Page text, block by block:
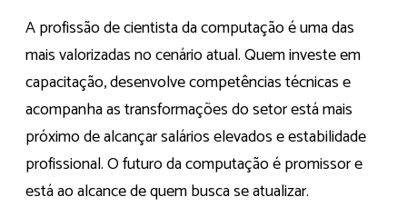
A profissão de cientista da computação é uma das
mais valorizadas no cenário atual. Quem investe em
capacitação, desenvolve competências técnicas e
acompanha as transformações do setor está mais
próximo de alcançar salários elevados e estabilidade
profissional. O futuro da computação é promissor e
está ao alcance de quem busca se atualizar.